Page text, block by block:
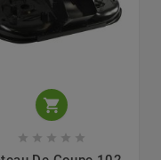

    